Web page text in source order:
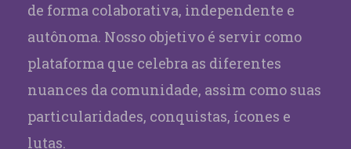
de forma colaborativa, independente e
autônoma. Nosso objetivo é servir como
plataforma que celebra as diferentes
nuances da comunidade, assim como suas
particularidades, conquistas, ícones e
lutas.